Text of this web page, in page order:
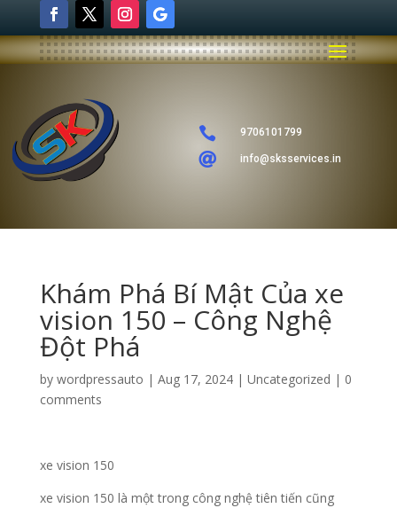
 9706101799
 info@sksservices.in
Khám Phá Bí Mật Của xe
vision 150 – Công Nghệ
Đột Phá
by wordpressauto | Aug 17, 2024| Uncategorized | 0
comments
xe vision 150
xe vision 150 là một trong công nghệ tiên tiến cũng